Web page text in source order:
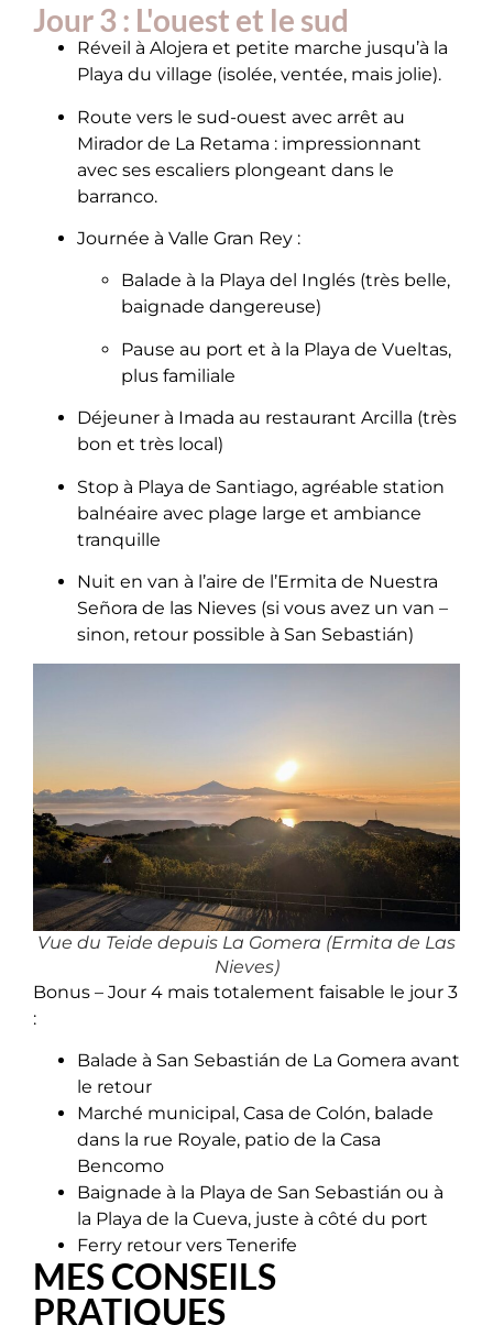
Jour 3 : L'ouest et le sud
Réveil à Alojera et petite marche jusqu’à la
Playa du village (isolée, ventée, mais jolie).
Route vers le sud-ouest avec arrêt au
Mirador de La Retama : impressionnant
avec ses escaliers plongeant dans le
barranco.
Journée à Valle Gran Rey :
Balade à la Playa del Inglés (très belle,
baignade dangereuse)
Pause au port et à la Playa de Vueltas,
plus familiale
Déjeuner à Imada au restaurant Arcilla (très
bon et très local)
Stop à Playa de Santiago, agréable station
balnéaire avec plage large et ambiance
tranquille
Nuit en van à l’aire de l’Ermita de Nuestra
Señora de las Nieves (si vous avez un van –
sinon, retour possible à San Sebastián)
Vue du Teide depuis La Gomera (Ermita de Las
Nieves)
Bonus – Jour 4 mais totalement faisable le jour 3
:
Balade à San Sebastián de La Gomera avant
le retour
Marché municipal, Casa de Colón, balade
dans la rue Royale, patio de la Casa
Bencomo
Baignade à la Playa de San Sebastián ou à
la Playa de la Cueva, juste à côté du port
Ferry retour vers Tenerife
MES CONSEILS
PRATIQUES